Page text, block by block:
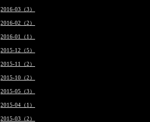
2016-03（3）
2016-02（2）
2016-01（1）
2015-12（5）
2015-11（2）
2015-10（2）
2015-05（3）
2015-04（1）
2015-03（2）